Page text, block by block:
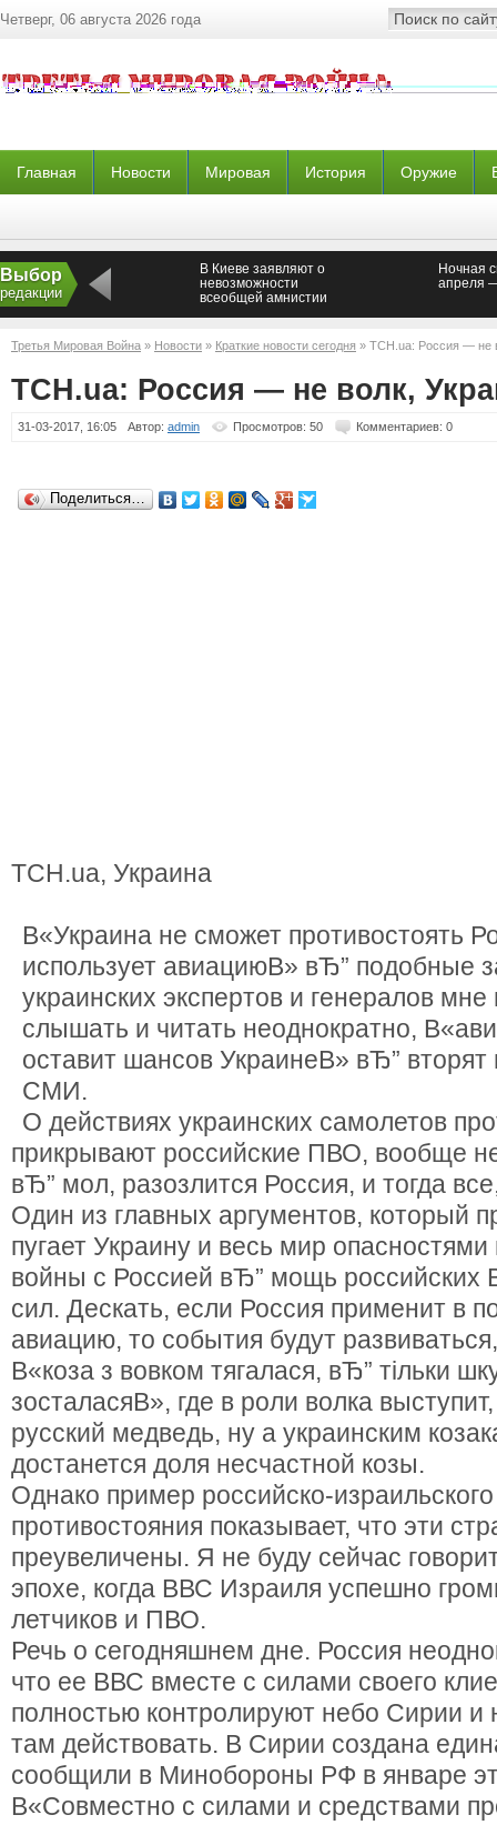
Четверг, 06 августа 2026 года
Главная Новости Мировая История Оружие
Выбор
редакции
В Киеве заявляют о
невозможности
всеобщей амнистии
Ночная
апреля
Третья Мировая Война » Новости » Краткие новости сегодня » ТСН.ua: Россия — не
ТСН.ua: Россия — не волк,
31-03-2017, 16:05 Автор: admin Просмотров: 50 Комментариев: 0
Поделиться…
ТСН.ua, Украина
В«Украина не сможет противостоять
использует авиациюВ» вЂ” подобные
украинских экспертов и генералов
слышать и читать неоднократно,
оставит шансов УкраинеВ» вЂ” вторят
СМИ.
О действиях украинских самолетов
прикрывают российские ПВО, вообще
вЂ” мол, разозлится Россия, и тогда
Один из главных аргументов, который
пугает Украину и весь мир
войны с Россией вЂ” мощь российских
сил. Дескать, если Россия применит в
авиацию, то события будут
В«коза з вовком тягалася, вЂ” тільки
зосталасяВ», где в роли волка
русский медведь, ну а украинским
достанется доля несчастной козы.
Однако пример российско-
противостояния показывает, что эти
преувеличены. Я не буду сейчас
эпохе, когда ВВС Израиля успешно
летчиков и ПВО.
Речь о сегодняшнем дне. Россия
что ее ВВС вместе с силами своего
полностью контролируют небо Сирии и
там действовать. В Сирии создана
сообщили в Минобороны РФ в январе
В«Совместно с силами и средствами